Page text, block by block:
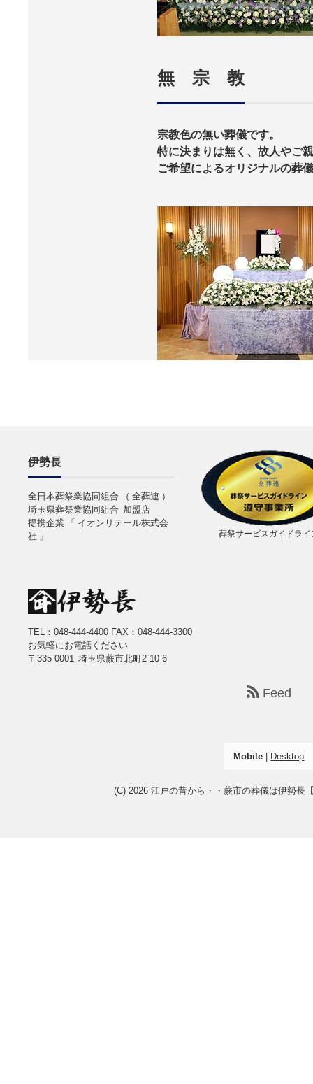
無 宗 教
宗教色の無い葬儀です。
特に決まりは無く、故人やご
ご希望によるオリジナルの葬
伊勢長
全日本葬祭業協同組合 （ 全葬連 ）
埼玉県葬祭業協同組合 加盟店
提携企業 「 イオンリテール株式会
社 」
葬祭サービスガイドライ
TEL：048-444-4400 FAX：048-444-3300
お気軽にお電話ください
〒335-0001 埼玉県蕨市北町2-10-6
Feed
Mobile Desktop
(C) 2026江戸の昔から・・蕨市の葬儀は伊勢長